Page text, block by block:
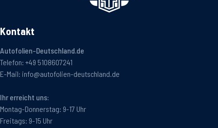
Kontakt
Autofolien-Deutschland.de
Telefon: +49 5108607241
E-Mail: info@autofolien-deutschland.de
Ihr erreicht uns:
Montag-Donnerstag: 9-17 Uhr
Freitags: 9-15 Uhr